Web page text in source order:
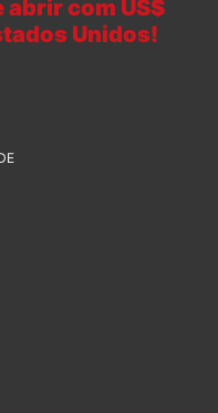
abrir com US$
Unidos!